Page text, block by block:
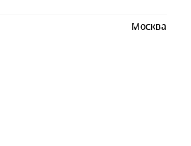
Москва